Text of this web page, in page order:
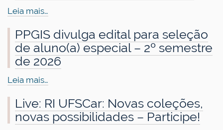
Leia mais…
PPGIS divulga edital para seleção
de aluno(a) especial – 2º semestre
de 2026
Leia mais…
Live: RI UFSCar: Novas coleções,
novas possibilidades – Participe!